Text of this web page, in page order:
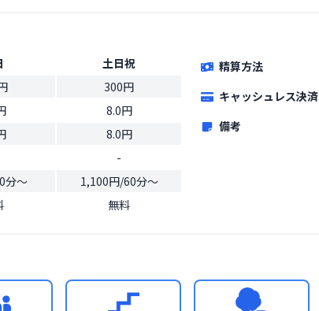
土日祝
300円
8.0円
8.0円
-
分〜
1,100円/60分〜
無料
精算方法
キャッシュレス決済
備考